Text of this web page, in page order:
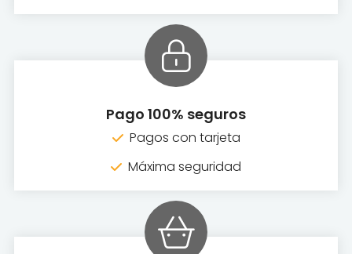
Pago 100% seguros
Pagos con tarjeta
Máxima seguridad